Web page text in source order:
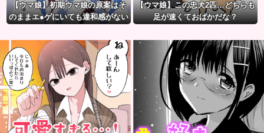
【ウマ娘】初期ウマ娘の原案はそ
のままエ●ゲにいても違和感がない
【ウマ娘】この忠犬2匹…どちらも
足が速くておばかだな？